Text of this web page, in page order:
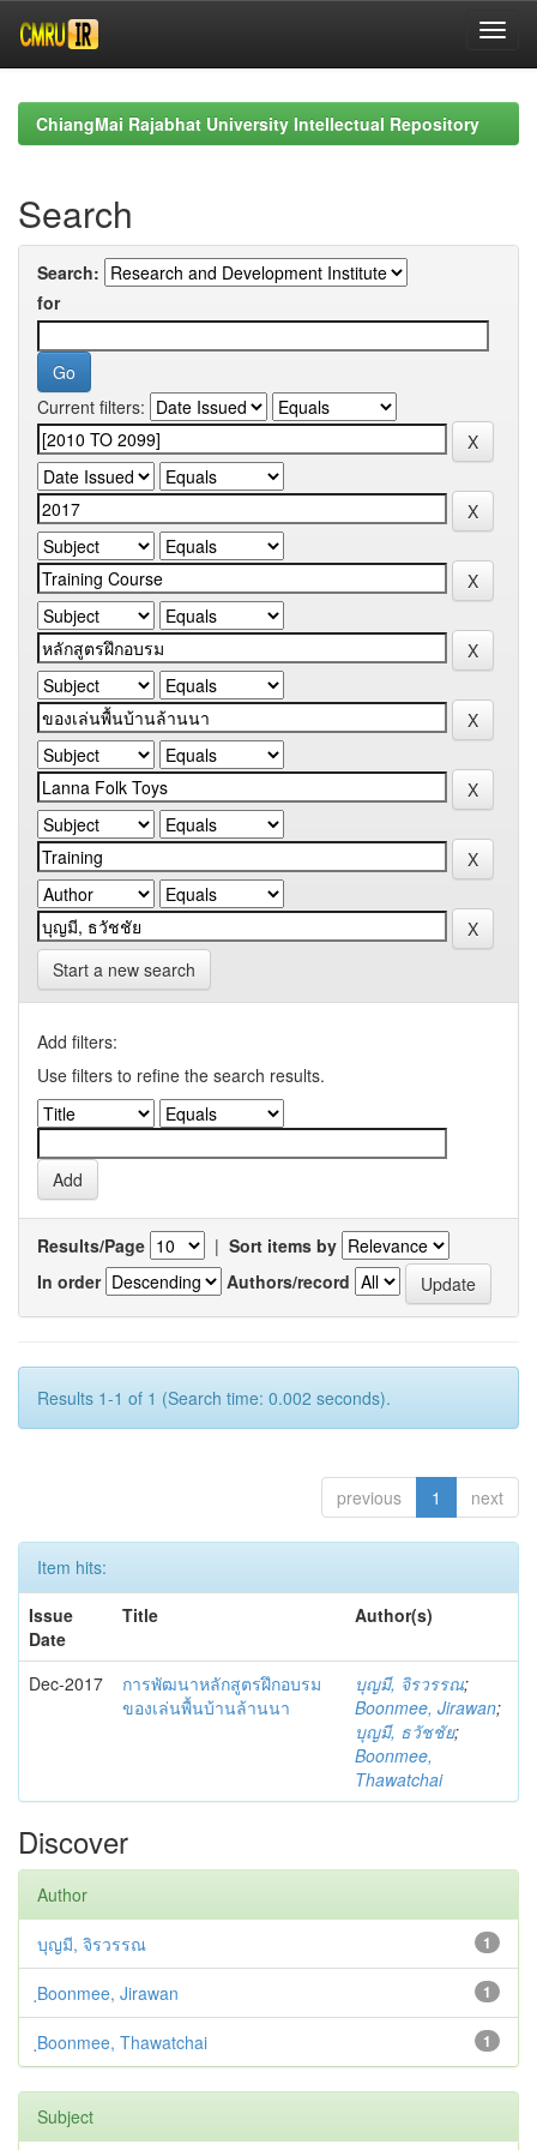
navigationChiangMai Rajabhat University Intellectual Repository
Search
Search:
for
Current filters:
Start a new search
Add filters:
Use filters to refine the search results.
Results/Page | Sort items by
In order
Authors/record
Results 1-1 of 1 (Search time: 0.002 seconds).
previous 1 next
Item hits:
Issue
Date
Title Author(s)
Dec-2017
การพัฒนาหลักสูตรฝึกอบรม
ของเล่นพื้นบ้านล้านนา
บุญมี, จิรวรรณ;
ฺBoonmee, Jirawan;
บุญมี, ธวัชชัย;
ฺBoonmee,
Thawatchai
Discover
Author
1
บุญมี, จิรวรรณ
1
ฺBoonmee, Jirawan
1
ฺBoonmee, Thawatchai
Subject